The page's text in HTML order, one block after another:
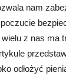
nam
z nas ma
odłożyć